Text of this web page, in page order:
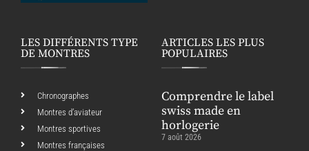
LES DIFFÉRENTS TYPE
DE MONTRES
Chronographes
Montres d’aviateur
Montres sportives
Montres françaises
ARTICLES LES PLUS
POPULAIRES
Comprendre le label
swiss made en
horlogerie
7 août 2026